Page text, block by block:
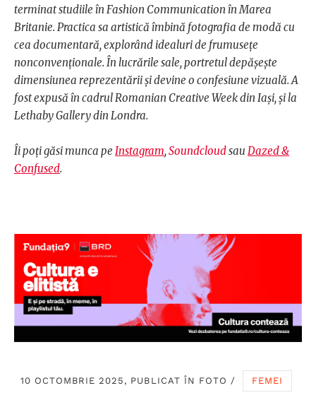
terminat studiile în Fashion Communication în Marea
Britanie. Practica sa artistică îmbină fotografia de modă cu
cea documentară, explorând idealuri de frumusețe
nonconvenționale. În lucrările sale, portretul depășește
dimensiunea reprezentării și devine o confesiune vizuală. A
fost expusă în cadrul Romanian Creative Week din Iași, și la
Lethaby Gallery din Londra.
Îi poți găsi munca pe Instagram,Soundcloudsau Dazed &
Confused.
10 OCTOMBRIE 2025, PUBLICAT ÎN FOTO / FEMEI